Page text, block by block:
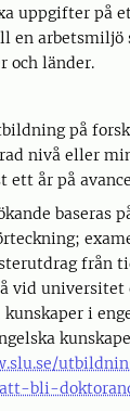
uppgifter på
arbetsmiljö
och länder.
på
nivå eller
år på
baseras
från
vid universitet
i
bli-